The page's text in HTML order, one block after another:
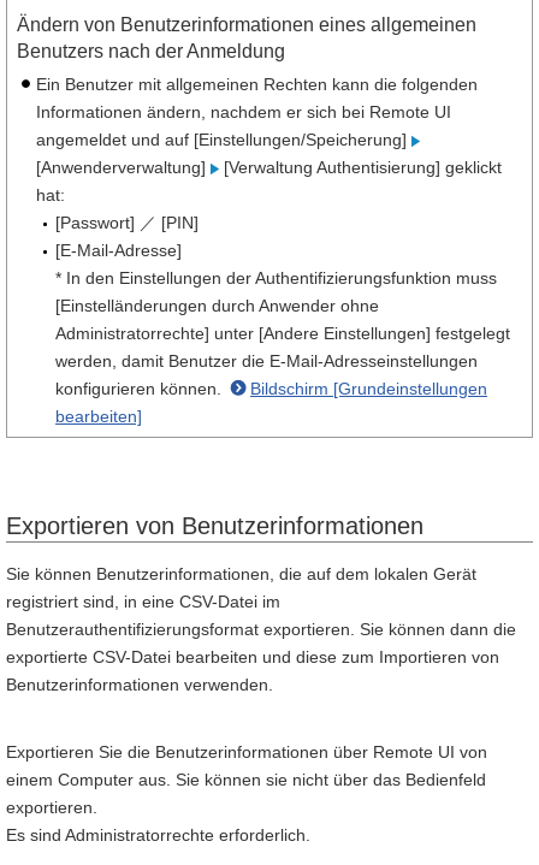
Ändern von Benutzerinformationen eines allgemeinen
Benutzers nach der Anmeldung
Ein Benutzer mit allgemeinen Rechten kann die folgenden
Informationen ändern, nachdem er sich bei Remote UI
angemeldet und auf [Einstellungen/Speicherung]
[Anwenderverwaltung]
[Verwaltung Authentisierung] geklickt
hat:
[Passwort] ／ [PIN]
[E-Mail-Adresse]
* In den Einstellungen der Authentifizierungsfunktion muss
[Einstelländerungen durch Anwender ohne
Administratorrechte] unter [Andere Einstellungen] festgelegt
werden, damit Benutzer die E-Mail-Adresseinstellungen
konfigurieren können.
Bildschirm [Grundeinstellungen
bearbeiten]
Exportieren von Benutzerinformationen
Sie können Benutzerinformationen, die auf dem lokalen Gerät
registriert sind, in eine CSV-Datei im
Benutzerauthentifizierungsformat exportieren. Sie können dann die
exportierte CSV-Datei bearbeiten und diese zum Importieren von
Benutzerinformationen verwenden.
Exportieren Sie die Benutzerinformationen über Remote UI von
einem Computer aus. Sie können sie nicht über das Bedienfeld
exportieren.
Es sind Administratorrechte erforderlich.